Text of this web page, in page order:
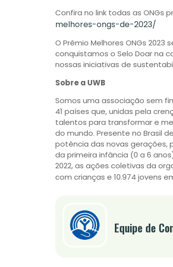
Confira no link todas as ONGs
melhores-ongs-de-2023/
O Prêmio Melhores ONGs
conquistamos o Selo Doar na
nossas iniciativas de
Sobre a UWB
Somos uma associação sem
41 países que, unidas pela
talentos para transformar e
do mundo. Presente no Brasil
potência das novas gerações,
da primeira infância (0 a 6
2022, as ações coletivas da
com crianças e 10.974 jovens
Equipe de